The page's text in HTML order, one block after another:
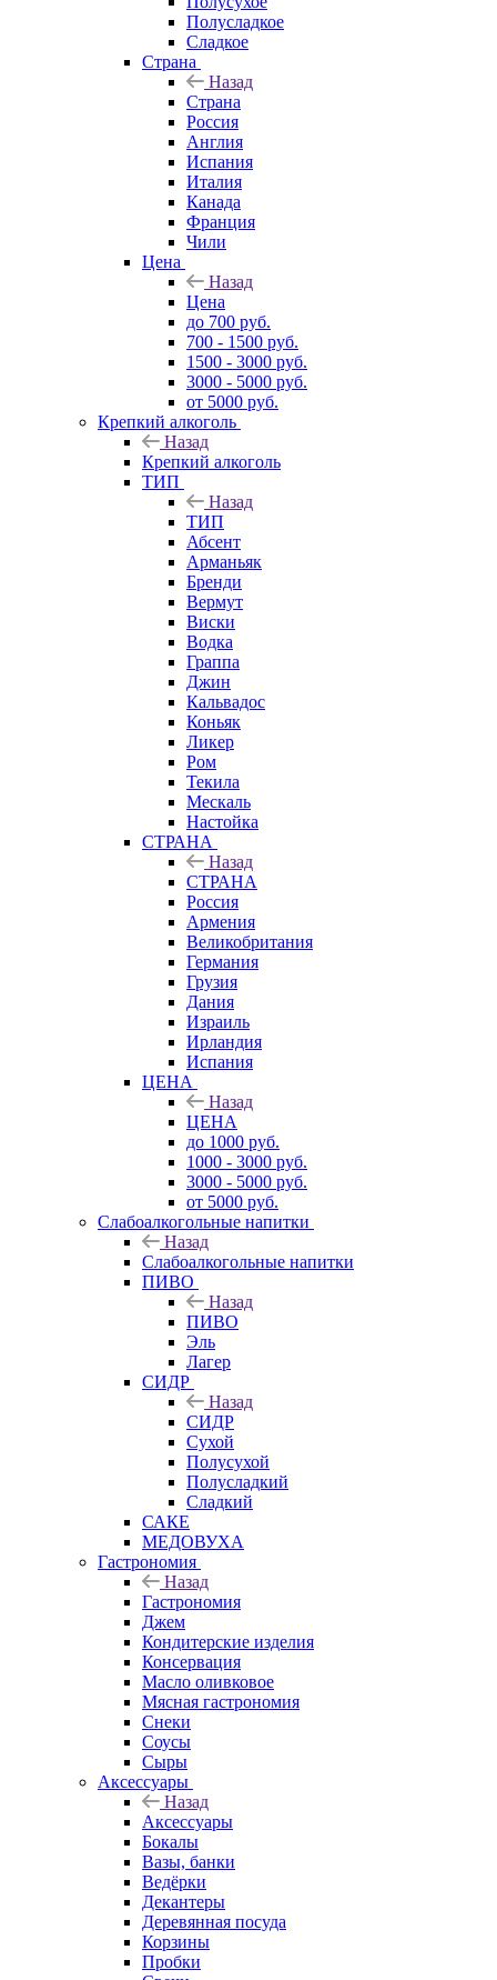
Полусладкое
Сладкое
Страна
Назад
Страна
Россия
Англия
Испания
Италия
Канада
Франция
Чили
Цена
Назад
Цена
до 700 руб.
700 - 1500 руб.
1500 - 3000 руб.
3000 - 5000 руб.
от 5000 руб.
Крепкий алкоголь
Назад
Крепкий алкоголь
ТИП
Назад
ТИП
Абсент
Арманьяк
Бренди
Вермут
Виски
Водка
Граппа
Джин
Кальвадос
Коньяк
Ликер
Ром
Текила
Мескаль
Настойка
СТРАНА
Назад
СТРАНА
Россия
Армения
Великобритания
Германия
Грузия
Дания
Израиль
Ирландия
Испания
ЦЕНА
Назад
ЦЕНА
до 1000 руб.
1000 - 3000 руб.
3000 - 5000 руб.
от 5000 руб.
Слабоалкогольные напитки
Назад
Слабоалкогольные напитки
ПИВО
Назад
ПИВО
Эль
Лагер
СИДР
Назад
СИДР
Сухой
Полусухой
Полусладкий
Сладкий
САКЕ
МЕДОВУХА
Гастрономия
Назад
Гастрономия
Джем
Кондитерские изделия
Консервация
Масло оливковое
Мясная гастрономия
Снеки
Соусы
Сыры
Аксессуары
Назад
Аксессуары
Бокалы
Вазы, банки
Ведёрки
Декантеры
Деревянная посуда
Корзины
Пробки